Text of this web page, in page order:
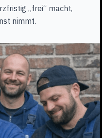
„frei“ macht,
nimmt.